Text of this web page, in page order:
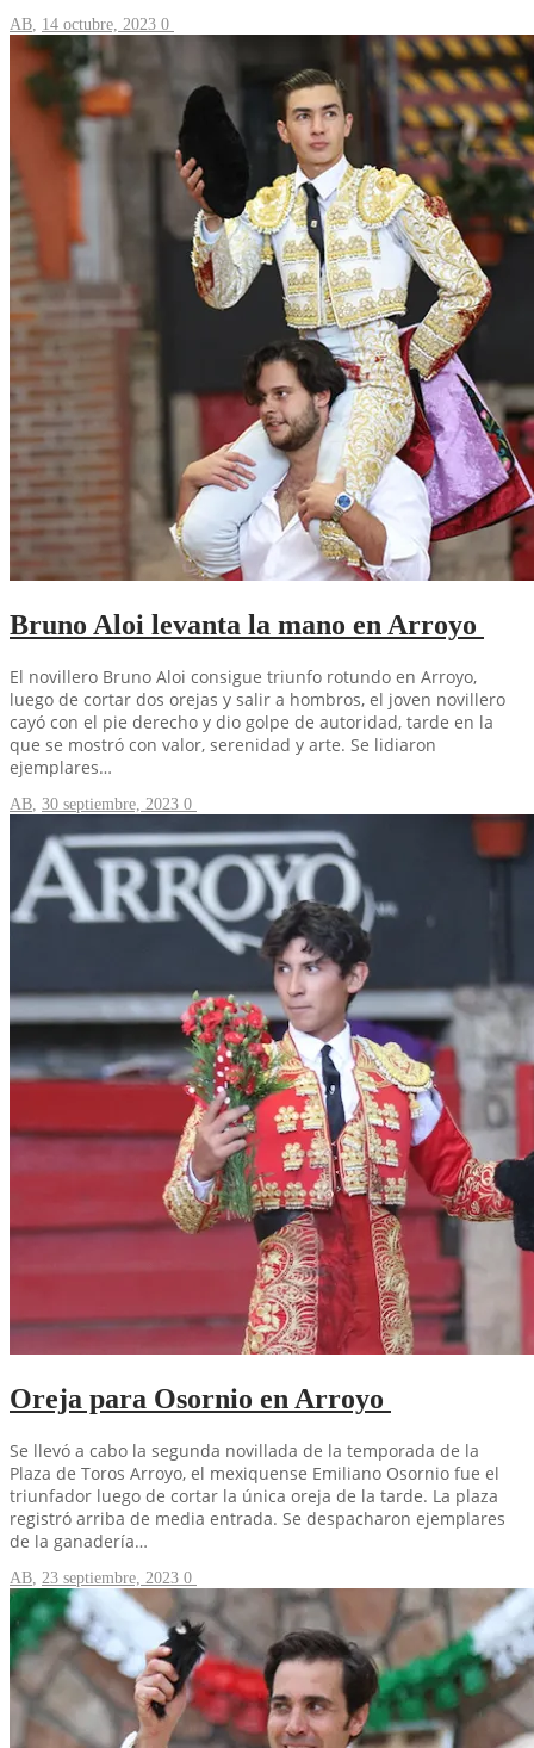
AB 14 octubre, 2023 0
Bruno Aloi levanta la mano en Arroyo
El novillero Bruno Aloi consigue triunfo rotundo en Arroyo,
luego de cortar dos orejas y salir a hombros, el joven novillero
cayó con el pie derecho y dio golpe de autoridad, tarde en la
que se mostró con valor, serenidad y arte. Se lidiaron
ejemplares…
AB 30 septiembre, 2023 0
Oreja para Osornio en Arroyo
Se llevó a cabo la segunda novillada de la temporada de la
Plaza de Toros Arroyo, el mexiquense Emiliano Osornio fue el
triunfador luego de cortar la única oreja de la tarde. La plaza
registró arriba de media entrada. Se despacharon ejemplares
de la ganadería…
AB 23 septiembre, 2023 0